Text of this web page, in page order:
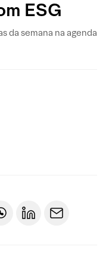
ESG
da semana na agenda